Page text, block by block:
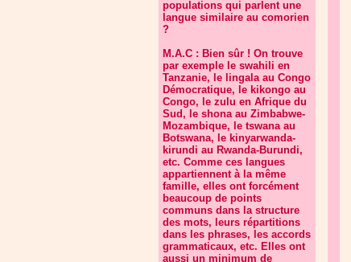
populations qui parlent une
langue similaire au comorien
?
M.A.C : Bien sûr ! On trouve
par exemple le swahili en
Tanzanie, le lingala au Congo
Démocratique, le kikongo au
Congo, le zulu en Afrique du
Sud, le shona au Zimbabwe-
Mozambique, le tswana au
Botswana, le kinyarwanda-
kirundi au Rwanda-Burundi,
etc. Comme ces langues
appartiennent à la même
famille, elles ont forcément
beaucoup de points
communs dans la structure
des mots, leurs répartitions
dans les phrases, les accords
grammaticaux, etc. Elles ont
aussi un minimum de